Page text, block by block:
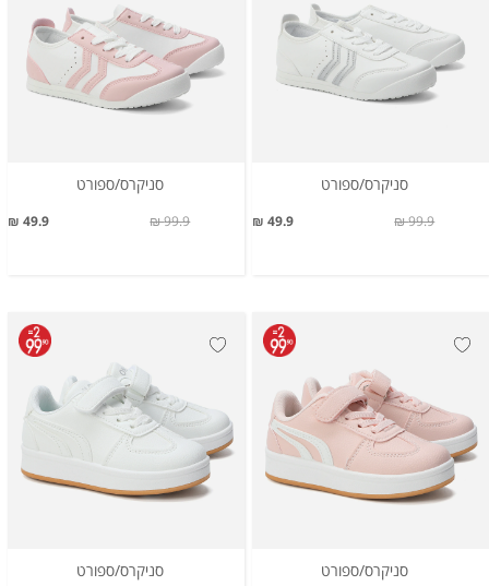
סניקרס/ספורט
49.9 ₪ 99.9 ₪
סניקרס/ספורט
49.9 ₪ 99.9 ₪
סניקרס/ספורט סניקרס/ספורט